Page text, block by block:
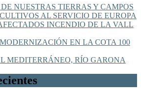
NUESTRAS TIERRAS Y CAMPOS
AL SERVICIO DE EUROPA
INCENDIO DE LA VALL
EN LA COTA 100
MEDITERRÁNEO, RÍO GARONA